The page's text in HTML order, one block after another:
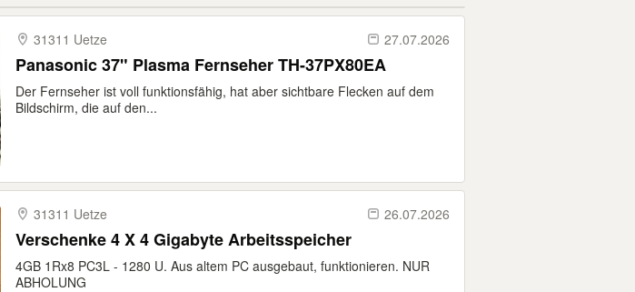
31311 Uetze 27.07.2026
Panasonic 37" Plasma Fernseher TH-37PX80EA
Der Fernseher ist voll funktionsfähig, hat aber sichtbare Flecken auf dem
Bildschirm, die auf den...
31311 Uetze 26.07.2026
Verschenke 4 X 4 Gigabyte Arbeitsspeicher
4GB 1Rx8 PC3L - 1280 U. Aus altem PC ausgebaut, funktionieren. NUR
ABHOLUNG